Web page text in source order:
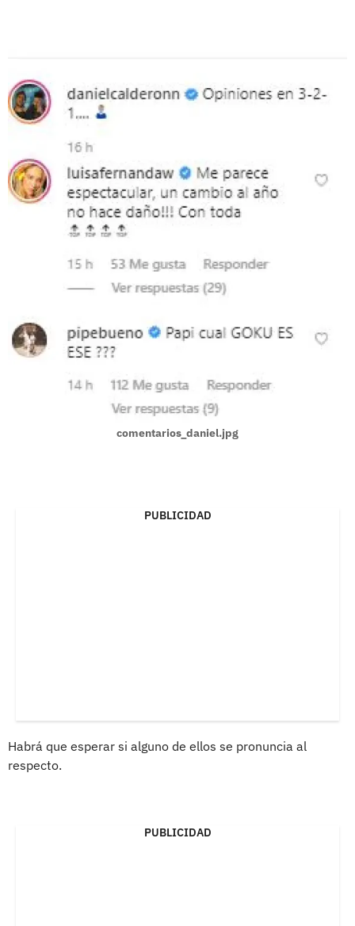
comentarios_daniel.jpg
PUBLICIDAD
Habrá que esperar si alguno de ellos se pronuncia al
respecto.
PUBLICIDAD